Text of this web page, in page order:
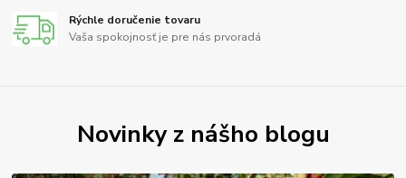
Rýchle doručenie tovaru
Vaša spokojnosť je pre nás prvoradá
Novinky z nášho blogu